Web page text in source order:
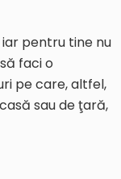
pentru tine nu
faci o
pe care, altfel,
sau de ţară,